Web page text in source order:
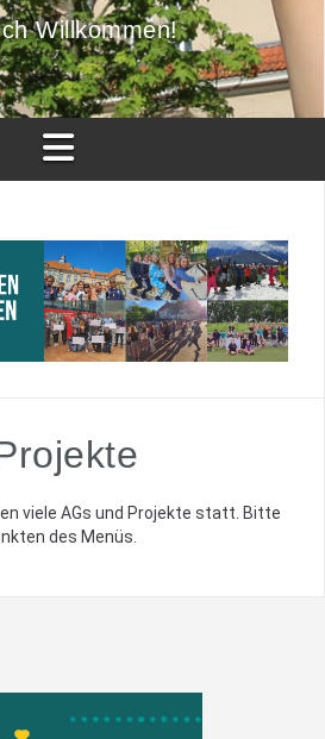
Willkommen!
viele AGs und Projekte statt. Bitte
des Menüs.